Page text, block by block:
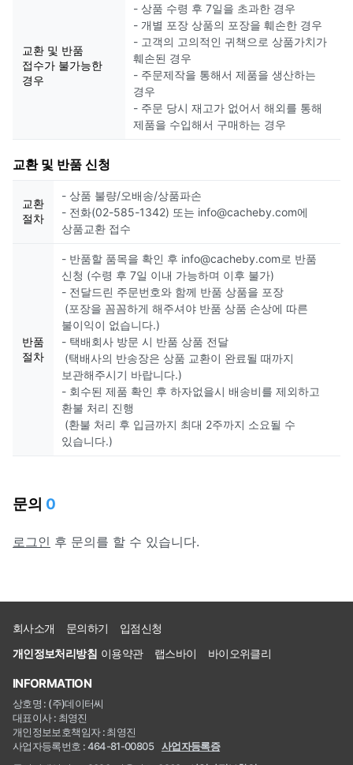
교환 및 반품
접수가 불가능한
경우
- 상품 수령 후 7일을 초과한 경우
- 개별 포장 상품의 포장을 훼손한 경우
- 고객의 고의적인 귀책으로 상품가치가
훼손된 경우
- 주문제작을 통해서 제품을 생산하는
경우
- 주문 당시 재고가 없어서 해외를 통해
제품을 수입해서 구매하는 경우
교환 및 반품 신청
교환
절차
- 상품 불량/오배송/상품파손
- 전화(02-585-1342) 또는 info@cacheby.com에
상품교환 접수
반품
절차
- 반품할 품목을 확인 후 info@cacheby.com로 반품
신청 (수령 후 7일 이내 가능하며 이후 불가)
- 전달드린 주문번호와 함께 반품 상품을 포장
(포장을 꼼꼼하게 해주셔야 반품 상품 손상에 따른
불이익이 없습니다.)
- 택배회사 방문 시 반품 상품 전달
(택배사의 반송장은 상품 교환이 완료될 때까지
보관해주시기 바랍니다.)
- 회수된 제품 확인 후 하자없을시 배송비를 제외하고
환불 처리 진행
(환불 처리 후 입금까지 최대 2주까지 소요될 수
있습니다.)
문의 0
로그인 후 문의를 할 수 있습니다.
회사소개 문의하기
입점신청
개인정보처리방침 이용약관 랩스바이 바이오위클리
INFORMATION
상호명 : (주)데이터씨
대표이사 : 최영진
개인정보보호책임자 : 최영진
사업자등록번호 : 464-81-00805
사업자등록증